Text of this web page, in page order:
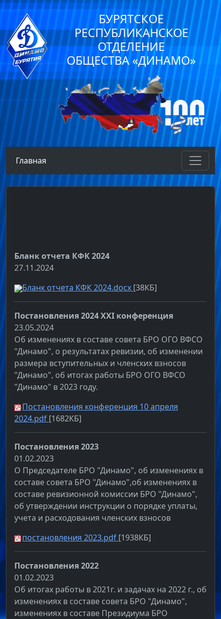
БУРЯТСКОЕ
РЕСПУБЛИКАНСКОЕ
ОТДЕЛЕНИЕ
ОБЩЕСТВА «ДИНАМО»
Главная
Бланк отчета КФК 2024
27.11.2024
Бланк отчета КФК 2024.docx [38КБ]
Постановления 2024 XXI конференция
23.05.2024
Об изменениях в составе совета БРО ОГО ВФСО
"Динамо", о результатах ревизии, об изменении
размера вступительных и членских взносов
"Динамо", об итогах работы БРО ОГО ВФСО
"Динамо" в 2023 году.
Постановления конференция 10 апреля
2024.pdf [1682КБ]
Постановления 2023
01.02.2023
О Председателе БРО "Динамо", об изменениях в
составе совета БРО "Динамо",об изменениях в
составе ревизионной комиссии БРО "Динамо",
об утверждении инструкции о порядке уплаты,
учета и расходования членских взносов
постановления 2023.pdf [1938КБ]
Постановления 2022
01.02.2023
Об итогах работы в 2021г. и задачах на 2022 г., об
изменениях в составе совета БРО "Динамо",
изменениях в составе Президиума БРО